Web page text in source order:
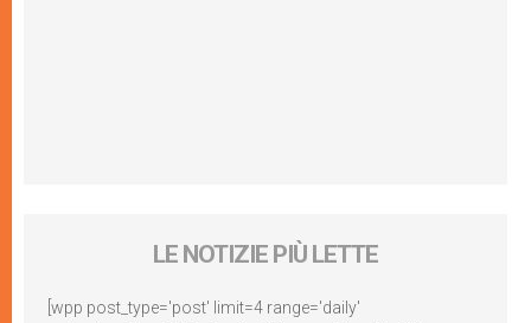
LE NOTIZIE PIÙ LETTE
[wpp post_type='post' limit=4 range='daily'